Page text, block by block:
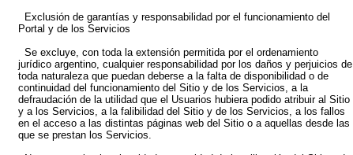
Exclusión de garantías y responsabilidad por el funcionamiento del
Portal y de los Servicios
Se excluye, con toda la extensión permitida por el ordenamiento
jurídico argentino, cualquier responsabilidad por los daños y perjuicios de
toda naturaleza que puedan deberse a la falta de disponibilidad o de
continuidad del funcionamiento del Sitio y de los Servicios, a la
defraudación de la utilidad que el Usuarios hubiera podido atribuir al Sitio
y a los Servicios, a la falibilidad del Sitio y de los Servicios, a los fallos
en el acceso a las distintas páginas web del Sitio o a aquellas desde las
que se prestan los Servicios.